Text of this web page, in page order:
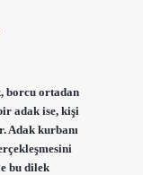
borcu ortadan
adak ise, kişi
Adak kurbanı
bu dilek